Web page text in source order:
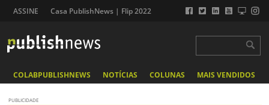
ASSINE Casa PublishNews | Flip 2022
COLABPUBLISHNEWS NOTÍCIAS COLUNAS MAIS VENDIDOS
PUBLICIDADE